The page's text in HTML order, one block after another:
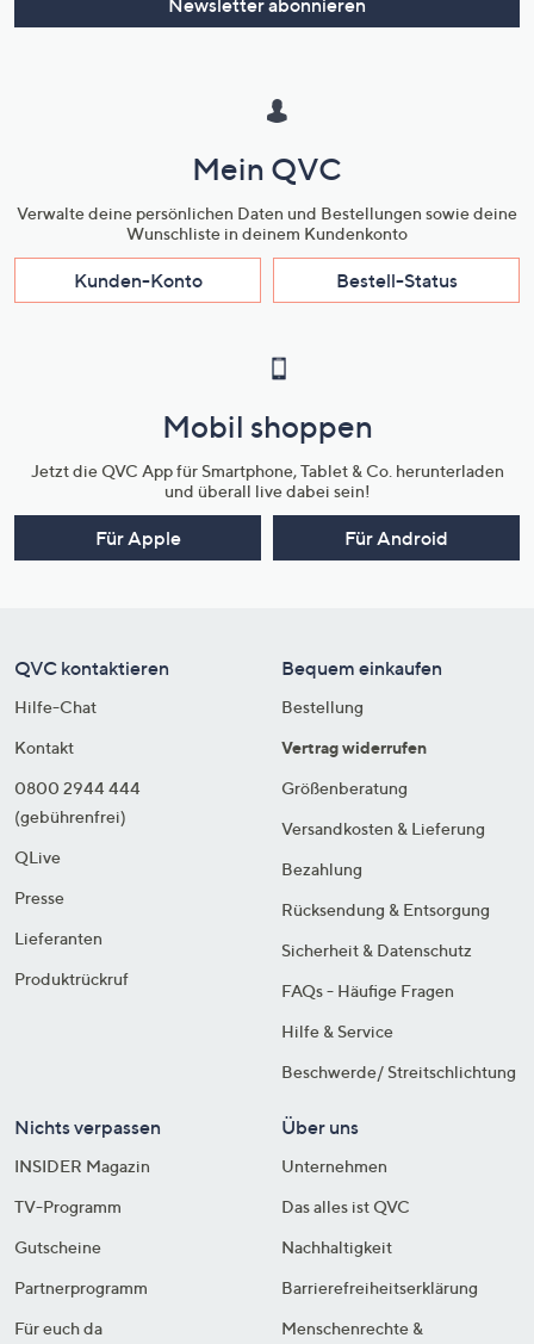
Mein QVC
Verwalte deine persönlichen Daten und Bestellungen sowie deine
Wunschliste in deinem Kundenkonto
Kunden-Konto Bestell-Status
Mobil shoppen
Jetzt die QVC App für Smartphone, Tablet & Co. herunterladen
und überall live dabei sein!
Für Apple Für Android
QVC kontaktieren
Hilfe-Chat
Kontakt
0800 2944 444
(gebührenfrei)
QLive
Presse
Lieferanten
Produktrückruf
Bequem einkaufen
Bestellung
Vertrag widerrufen
Größenberatung
Versandkosten & Lieferung
Bezahlung
Rücksendung & Entsorgung
Sicherheit & Datenschutz
FAQs - Häufige Fragen
Hilfe & Service
Beschwerde/ Streitschlichtung
Nichts verpassen
INSIDER Magazin
TV-Programm
Gutscheine
Partnerprogramm
Für euch da
Über uns
Unternehmen
Das alles ist QVC
Nachhaltigkeit
Barrierefreiheitserklärung
Menschenrechte &